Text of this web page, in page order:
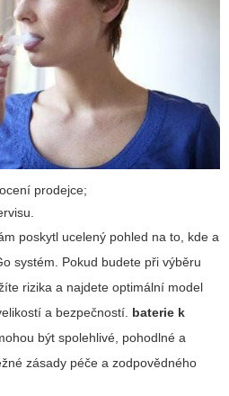
prodejce;
poskytl ucelený pohled na to, kde a
systém. Pokud budete při výběru
rizika a najdete optimální model
a bezpečností. baterie k
být spolehlivé, pohodlné a
zásady péče a zodpovědného